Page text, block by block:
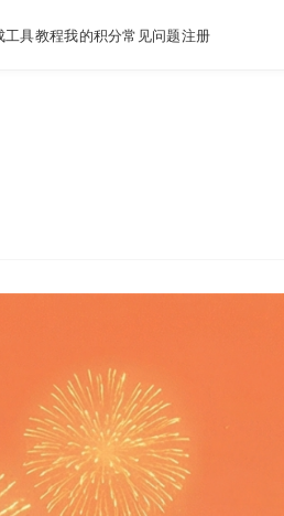
工具教程我的积分常见问题注册